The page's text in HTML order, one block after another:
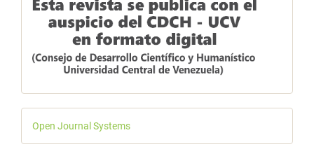
Desarrollado
por
Open Journal Systems